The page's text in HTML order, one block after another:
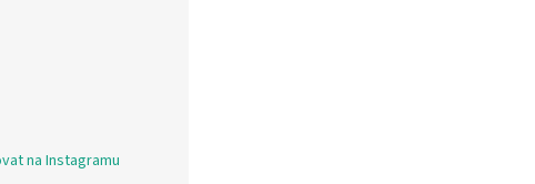
na Instagramu